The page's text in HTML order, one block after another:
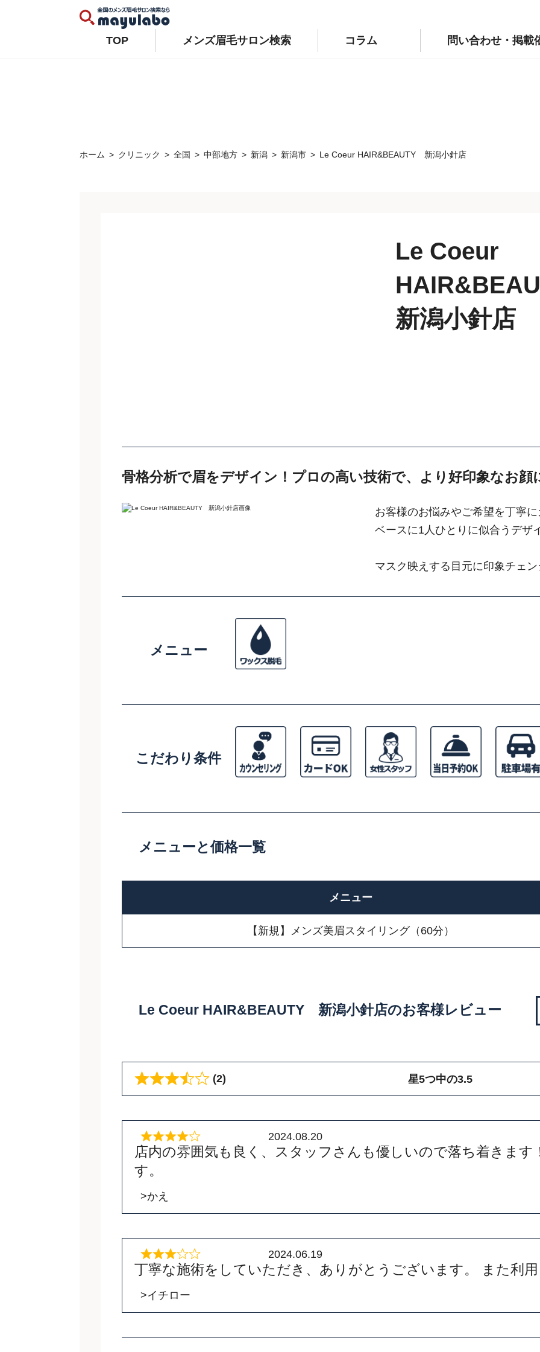
: Constant WP_AUTO_UPDATE_CORE already defined in
: Constant AUTOMATIC_UPDATER_DISABLED already defined in/home/xs679489/mayulabo.jp/public_html/wp-config.php
TOP メンズ眉毛サロン検索 コラム 問い合わせ・掲載
ホーム クリニック 全国 中部地方 新潟 新潟市 Le Coeur HAIR&BEAUTY 新潟小針店
Le Coeur
新潟小針店
骨格分析で眉をデザイン！プロの高い技術で、より好印象なお顔
お客様のお悩みやご希望を丁寧
ベースに1人ひとりに似合うデザ
マスク映えする目元に印象チェ
メニュー
こだわり条件
メニューと価格一覧
メニュー
【新規】メンズ美眉スタイリング（60分）
Le Coeur HAIR&BEAUTY 新潟小針店のお客様レビュー
(2) 星5つ中の3.5
2024.08.20
店内の雰囲気も良く、スタッフさんも優しいので落ち着きます
す。
>かえ
2024.06.19
丁寧な施術をしていただき、ありがとうございます。 また利
>イチロー